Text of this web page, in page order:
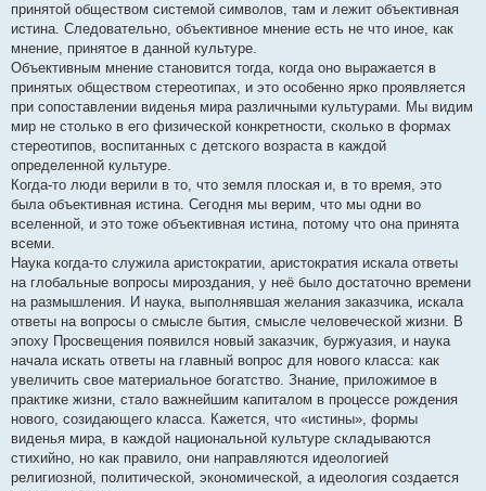
принятой обществом системой символов, там и лежит объективная
истина. Следовательно, объективное мнение есть не что иное, как
мнение, принятое в данной культуре.
Объективным мнение становится тогда, когда оно выражается в
принятых обществом стереотипах, и это особенно ярко проявляется
при сопоставлении виденья мира различными культурами. Мы видим
мир не столько в его физической конкретности, сколько в формах
стереотипов, воспитанных с детского возраста в каждой
определенной культуре.
Когда-то люди верили в то, что земля плоская и, в то время, это
была объективная истина. Сегодня мы верим, что мы одни во
вселенной, и это тоже объективная истина, потому что она принята
всеми.
Наука когда-то служила аристократии, аристократия искала ответы
на глобальные вопросы мироздания, у неё было достаточно времени
на размышления. И наука, выполнявшая желания заказчика, искала
ответы на вопросы о смысле бытия, смысле человеческой жизни. В
эпоху Просвещения появился новый заказчик, буржуазия, и наука
начала искать ответы на главный вопрос для нового класса: как
увеличить свое материальное богатство. Знание, приложимое в
практике жизни, стало важнейшим капиталом в процессе рождения
нового, созидающего класса. Кажется, что «истины», формы
виденья мира, в каждой национальной культуре складываются
стихийно, но как правило, они направляются идеологией
религиозной, политической, экономической, а идеология создается